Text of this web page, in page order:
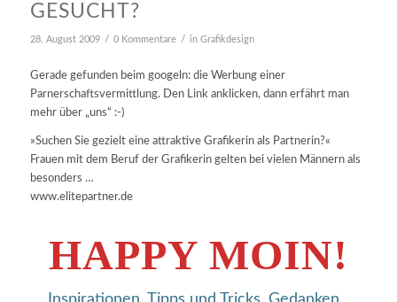
GESUCHT?
28. August 2009 / 0 Kommentare / in Grafikdesign
Gerade gefunden beim googeln: die Werbung einer
Parnerschaftsvermittlung. Den Link anklicken, dann erfährt man
mehr über „uns“ :-)
»Suchen Sie gezielt eine attraktive Grafikerin als Partnerin?«
Frauen mit dem Beruf der Grafikerin gelten bei vielen Männern als
besonders …
www.elitepartner.de
HAPPY MOIN!